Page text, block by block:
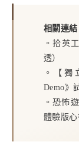
相關連結
。拾英
透）
。
【
Demo》
。恐怖
體驗版